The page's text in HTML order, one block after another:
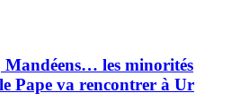
les minorités
Pape va rencontrer à Ur